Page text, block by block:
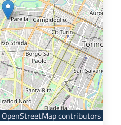
OpenStreetMapcontributors